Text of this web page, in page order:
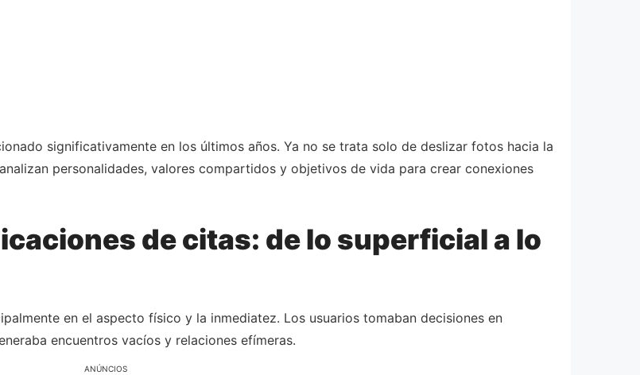
significativamente en los últimos años. Ya no se trata solo de deslizar fotos hacia la
personalidades, valores compartidos y objetivos de vida para crear conexiones
de citas: de lo superficial a lo
en el aspecto físico y la inmediatez. Los usuarios tomaban decisiones en
encuentros vacíos y relaciones efímeras.
ANÚNCIOS